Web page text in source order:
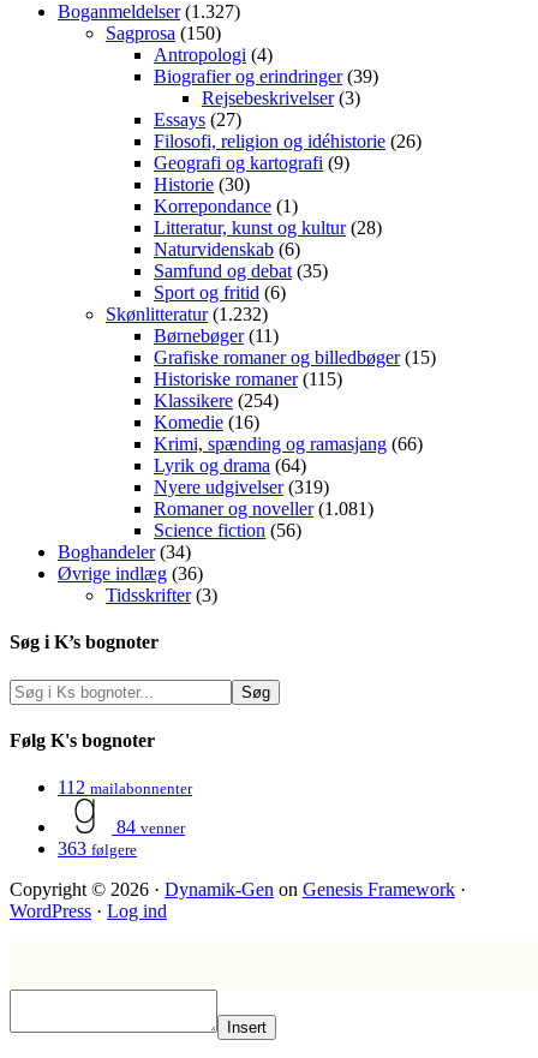
Boganmeldelser(1.327)
Sagprosa (150)
Antropologi (4)
Biografier og erindringer(39)
Rejsebeskrivelser(3)
Essays (27)
Filosofi, religion og idéhistorie (26)
Geografi og kartografi (9)
Historie (30)
Korrepondance (1)
Litteratur, kunst og kultur(28)
Naturvidenskab (6)
Samfund og debat (35)
Sport og fritid (6)
Skønlitteratur(1.232)
Børnebøger(11)
Grafiske romaner og billedbøger(15)
Historiske romaner(115)
Klassikere (254)
Komedie (16)
Krimi, spænding og ramasjang (66)
Lyrik og drama (64)
Nyere udgivelser(319)
Romaner og noveller(1.081)
Science fiction (56)
Boghandeler(34)
Øvrige indlæg (36)
Tidsskrifter(3)
Søg i K’s bognoter
Følg K's bognoter
112 mailabonnenter
84 venner
363 følgere
Copyright © 2026 · Dynamik-Gen on Genesis Framework ·
WordPress · Log ind
Insert